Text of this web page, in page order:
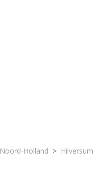
Noord-Holland Hilversum